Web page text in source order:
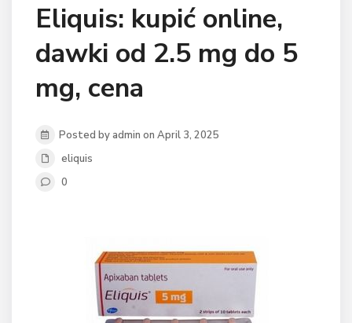
Eliquis: kupić online,
dawki od 2.5 mg do 5
mg, cena
Posted by admin on April 3, 2025
eliquis
0